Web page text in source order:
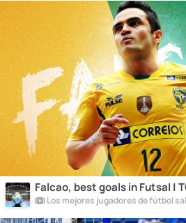
Falcao, best goals in Futsal |
Los mejores jugadores de fútbol